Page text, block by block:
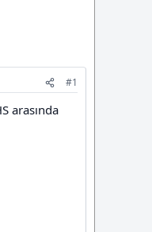
#1
arasında